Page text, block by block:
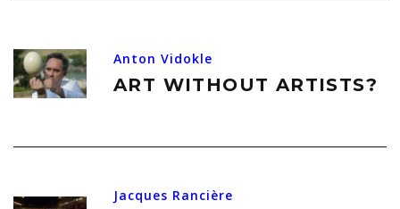
Anton Vidokle
ART WITHOUT ARTISTS?
Jacques Rancière